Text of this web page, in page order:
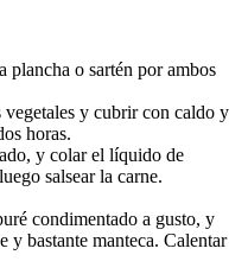
plancha o sartén por ambos
vegetales y cubrir con caldo y
horas.
y colar el líquido de
salsear la carne.
condimentado a gusto, y
y bastante manteca. Calentar